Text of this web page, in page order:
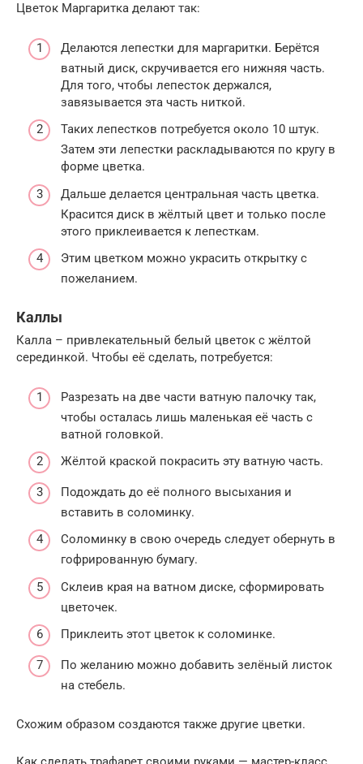
Цветок Маргаритка делают так:
Делаются лепестки для маргаритки. Берётся
ватный диск, скручивается его нижняя часть.
Для того, чтобы лепесток держался,
завязывается эта часть ниткой.
Таких лепестков потребуется около 10 штук.
Затем эти лепестки раскладываются по кругу в
форме цветка.
Дальше делается центральная часть цветка.
Красится диск в жёлтый цвет и только после
этого приклеивается к лепесткам.
Этим цветком можно украсить открытку с
пожеланием.
Каллы
Калла – привлекательный белый цветок с жёлтой
серединкой. Чтобы её сделать, потребуется:
Разрезать на две части ватную палочку так,
чтобы осталась лишь маленькая её часть с
ватной головкой.
Жёлтой краской покрасить эту ватную часть.
Подождать до её полного высыхания и
вставить в соломинку.
Соломинку в свою очередь следует обернуть в
гофрированную бумагу.
Склеив края на ватном диске, сформировать
цветочек.
Приклеить этот цветок к соломинке.
По желанию можно добавить зелёный листок
на стебель.
Схожим образом создаются также другие цветки.